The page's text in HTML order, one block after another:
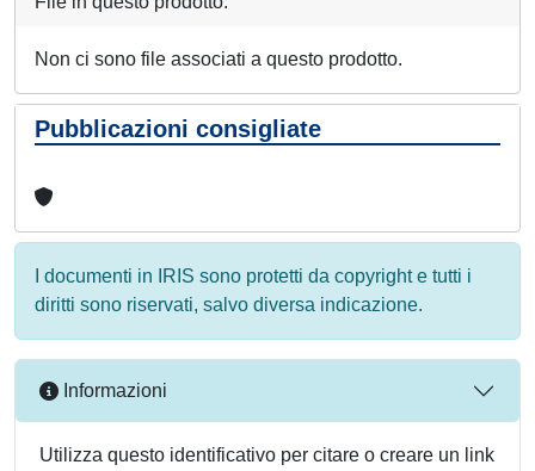
Non ci sono file associati a questo prodotto.
Pubblicazioni consigliate
I documenti in IRIS sono protetti da copyright e tutti i
diritti sono riservati, salvo diversa indicazione.
Informazioni
Utilizza questo identificativo per citare o creare un link